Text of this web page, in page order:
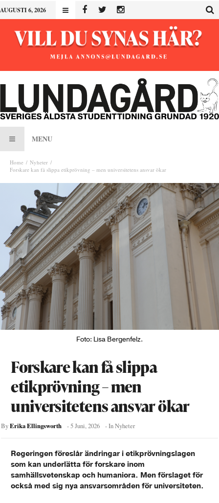
AUGUSTI 6, 2026
MENU
Home
Nyheter
Forskare kan få slippa etikprövning – men universitetens ansvar ökar
Foto: Lisa Bergenfelz.
Forskare kan få slippa
etikprövning – men
universitetens ansvar ökar
ByErika Ellingsworth -5 Juni, 2026 - InNyheter
Regeringen föreslår ändringar i etikprövningslagen
som kan underlätta för forskare inom
samhällsvetenskap och humaniora. Men förslaget för
också med sig nya ansvarsområden för universiteten.